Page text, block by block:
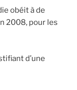
obéit à de
2008, pour les
d’une